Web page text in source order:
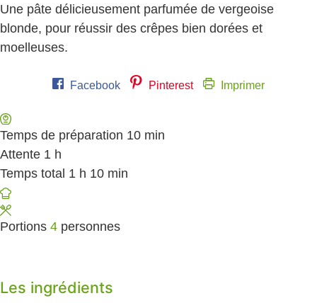
Une pâte délicieusement parfumée de vergeoise
blonde, pour réussir des crêpes bien dorées et
moelleuses.
Facebook Pinterest Imprimer
Temps de préparation 10 minutes
min
Attente 1 heure
h
Temps total 1 heure
h 10 minutes
min
Portions 4 personnes
Les ingrédients